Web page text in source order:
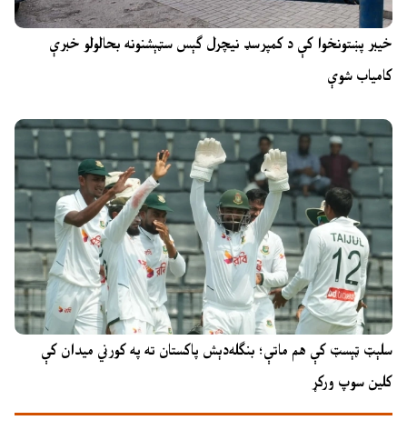
خیبر پښتونخوا کې د کمپرسډ نیچرل ګېس سټېشنونه بحالولو خبرې
کامیاب شوې
سلېټ ټېسټ کې هم ماتې؛ بنګله‌دېش پاکستان ته په کورني میدان کې
کلین سوپ ورکړ